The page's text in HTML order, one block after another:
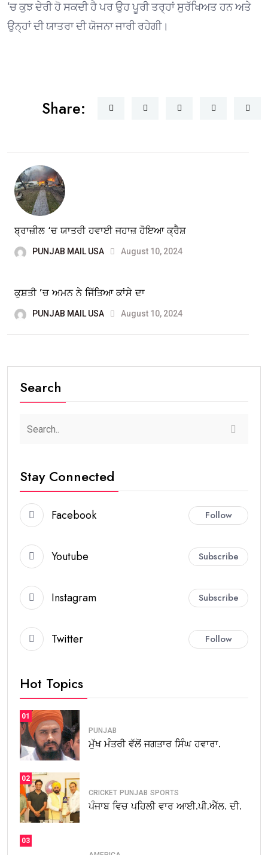
‘ਚ ਕੁਝ ਦੇਰੀ ਹੋ ਸਕਦੀ ਹੈ ਪਰ ਉਹ ਪੂਰੀ ਤਰ੍ਹਾਂ ਸੁਰੱਖਿਅਤ ਹਨ ਅਤੇ
ਉਨ੍ਹਾਂ ਦੀ ਯਾਤਰਾ ਦੀ ਯੋਜਨਾ ਜਾਰੀ ਰਹੇਗੀ।
Share:
ਬ੍ਰਾਜ਼ੀਲ ‘ਚ ਯਾਤਰੀ ਹਵਾਈ ਜਹਾਜ਼ ਹੋਇਆ ਕ੍ਰੈਸ਼
PUNJAB MAIL USA August 10, 2024
ਕੁਸ਼ਤੀ ’ਚ ਅਮਨ ਨੇ ਜਿੱਤਿਆ ਕਾਂਸੇ ਦਾ
PUNJAB MAIL USA August 10, 2024
Search
Stay Connected
Facebook Follow
Youtube Subscribe
Instagram Subscribe
Twitter Follow
Hot Topics
01
PUNJAB
ਮੁੱਖ ਮੰਤਰੀ ਵੱਲੋਂ ਜਗਤਾਰ ਸਿੰਘ ਹਵਾਰਾ.
02
CRICKET PUNJAB SPORTS
ਪੰਜਾਬ ਵਿਚ ਪਹਿਲੀ ਵਾਰ ਆਈ.ਪੀ.ਐੱਲ. ਦੀ.
03